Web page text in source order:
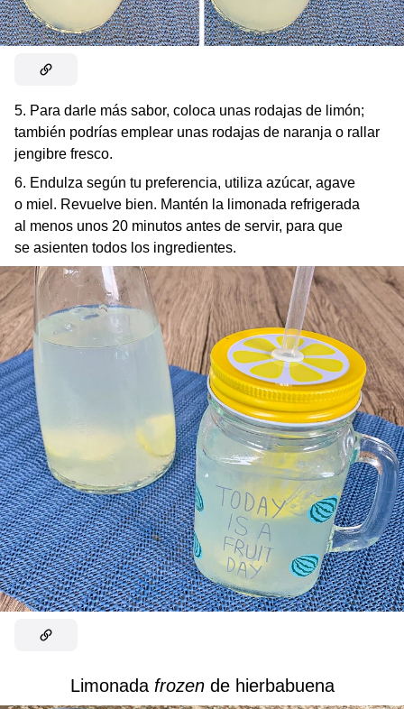
5. Para darle más sabor, coloca unas rodajas de limón;
también podrías emplear unas rodajas de naranja o rallar
jengibre fresco.
6. Endulza según tu preferencia, utiliza azúcar, agave
o miel. Revuelve bien. Mantén la limonada refrigerada
al menos unos 20 minutos antes de servir, para que
se asienten todos los ingredientes.
Limonada frozen de hierbabuena